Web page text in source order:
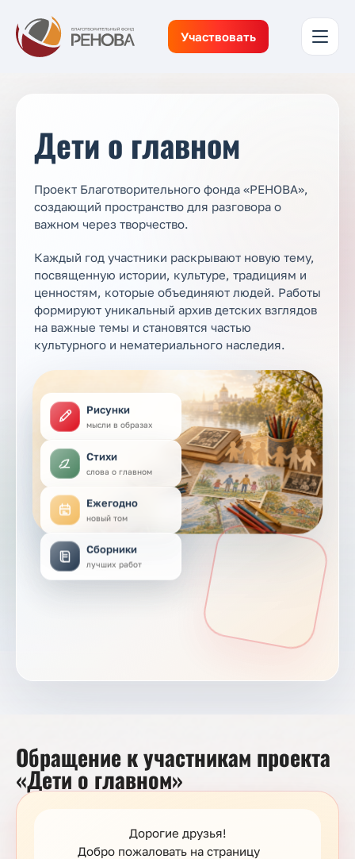
Участвовать
Дети о главном
Проект Благотворительного фонда «РЕНОВА»,
создающий пространство для разговора о
важном через творчество.
Каждый год участники раскрывают новую тему,
посвященную истории, культуре, традициям и
ценностям, которые объединяют людей. Работы
формируют уникальный архив детских взглядов
на важные темы и становятся частью
культурного и нематериального наследия.
Рисунки
мысли в образах
Стихи
слова о главном
Ежегодно
новый том
Сборники
лучших работ
Обращение к участникам проекта
«Дети о главном»
Дорогие друзья!
Добро пожаловать на страницу